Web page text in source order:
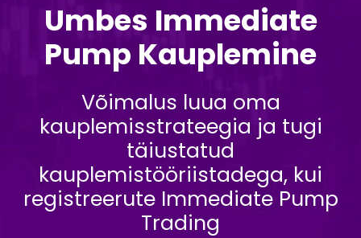
Umbes Immediate
Pump Kauplemine
Võimalus luua oma
kauplemisstrateegia ja tugi
täiustatud
kauplemistööriistadega, kui
registreerute Immediate Pump
Trading